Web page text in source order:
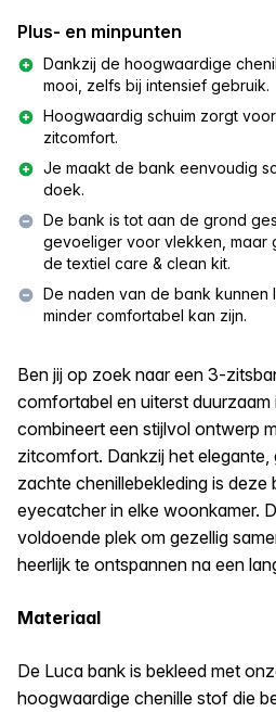
Plus- en minpunten
Dankzij de hoogwaardige
mooi, zelfs bij intensief gebruik.
Hoogwaardig schuim zorgt
zitcomfort.
Je maakt de bank eenvoudig
doek.
De bank is tot aan de grond
gevoeliger voor vlekken, maar
de textiel care & clean kit.
De naden van de bank kunnen
minder comfortabel kan zijn.
Ben jij op zoek naar een 3-
comfortabel en uiterst
combineert een stijlvol ontwerp
zitcomfort. Dankzij het elegante,
zachte chenillebekleding is deze
eyecatcher in elke woonkamer.
voldoende plek om gezellig
heerlijk te ontspannen na een
Materiaal
De Luca bank is bekleed met
hoogwaardige chenille stof die